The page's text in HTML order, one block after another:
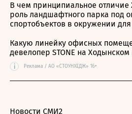
В чем принципиальное отличие
роль ландшафтного парка под
спортобъектов в окружении
Какую линейку офисных
девелопер STONE на Ходынском
i Реклама / АО «СТОУНХЕДЖ» 16+
Новости СМИ2